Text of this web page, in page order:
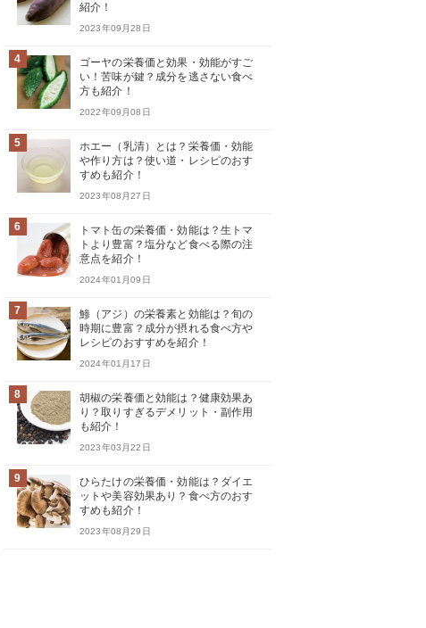
紹介！
2023年09月28日
4
ゴーヤの栄養価と効果・効能がすご
い！苦味が鍵？成分を逃さない食べ
方も紹介！
2022年09月08日
5
ホエー（乳清）とは？栄養価・効能
や作り方は？使い道・レシピのおす
すめも紹介！
2023年08月27日
6
トマト缶の栄養価・効能は？生トマ
トより豊富？塩分など食べる際の注
意点を紹介！
2024年01月09日
7
鯵（アジ）の栄養素と効能は？旬の
時期に豊富？成分が摂れる食べ方や
レシピのおすすめを紹介！
2024年01月17日
8
胡椒の栄養価と効能は？健康効果あ
り？取りすぎるデメリット・副作用
も紹介！
2023年03月22日
9
ひらたけの栄養価・効能は？ダイエ
ットや美容効果あり？食べ方のおす
すめも紹介！
2023年08月29日